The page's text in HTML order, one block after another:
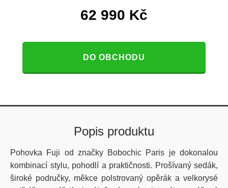
62 990 Kč
DO OBCHODU
Popis produktu
Pohovka Fuji od značky Bobochic Paris je dokonalou
kombinací stylu, pohodlí a praktičnosti. Prošívaný sedák,
široké područky, měkce polstrovaný opěrák a velkorysé